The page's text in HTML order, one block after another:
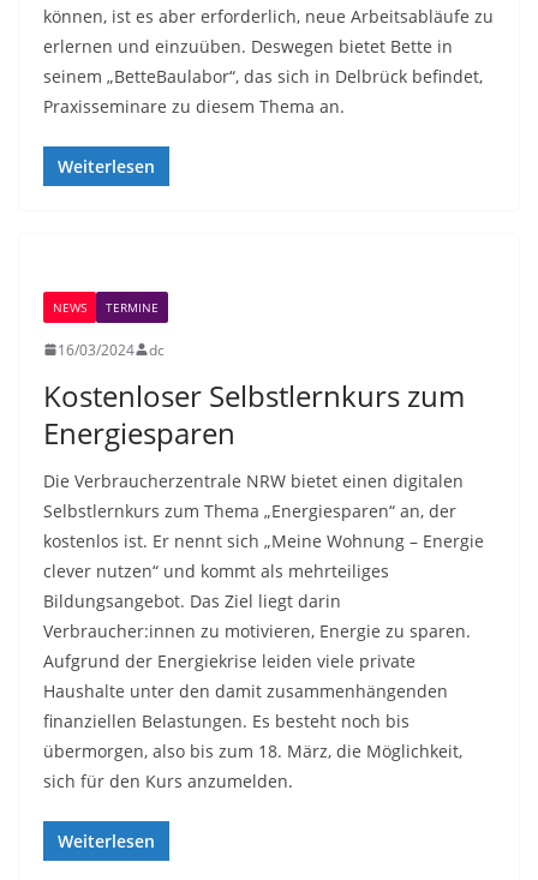
können, ist es aber erforderlich, neue Arbeitsabläufe zu
erlernen und einzuüben. Deswegen bietet Bette in
seinem „BetteBaulabor“, das sich in Delbrück befindet,
Praxisseminare zu diesem Thema an.
Weiterlesen
NEWS TERMINE
16/03/2024 dc
Kostenloser Selbstlernkurs zum
Energiesparen
Die Verbraucherzentrale NRW bietet einen digitalen
Selbstlernkurs zum Thema „Energiesparen“ an, der
kostenlos ist. Er nennt sich „Meine Wohnung – Energie
clever nutzen“ und kommt als mehrteiliges
Bildungsangebot. Das Ziel liegt darin
Verbraucher:innen zu motivieren, Energie zu sparen.
Aufgrund der Energiekrise leiden viele private
Haushalte unter den damit zusammenhängenden
finanziellen Belastungen. Es besteht noch bis
übermorgen, also bis zum 18. März, die Möglichkeit,
sich für den Kurs anzumelden.
Weiterlesen